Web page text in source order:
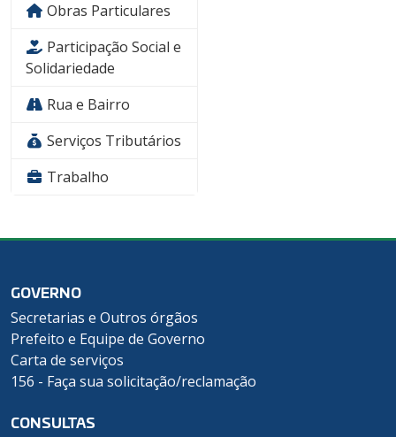
Obras Particulares
Participação Social e
Solidariedade
Rua e Bairro
Serviços Tributários
Trabalho
GOVERNO
Secretarias e Outros órgãos
Prefeito e Equipe de Governo
Carta de serviços
156 - Faça sua solicitação/reclamação
CONSULTAS